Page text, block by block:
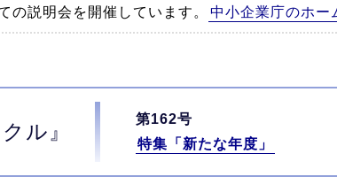
の説明会を開催しています。
中小企業庁のホー
ル』
第162号
特集「新たな年度」